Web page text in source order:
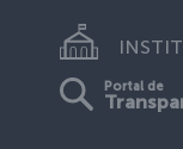
Portal de